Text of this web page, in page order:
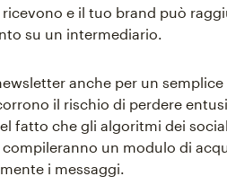
e il tuo brand può
su un intermediario.
anche per un
il rischio di perdere
fatto che gli algoritmi dei
un modulo di
i messaggi.